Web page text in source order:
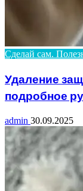
Сделай сам.
Удаление
подробное
admin 30.09.2025